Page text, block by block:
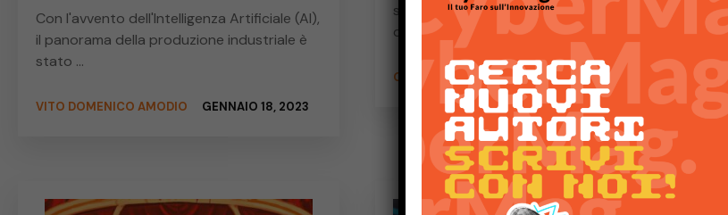
Con l'avvento dell'Intelligenza Artificiale (AI),
il panorama della produzione industriale è
stato …
VITO DOMENICO AMODIO GENNAIO 18, 2023
sta avendo un impatto significativo su
diverse …
GIUSEPPE STORELLI GENNAIO 8, 2023